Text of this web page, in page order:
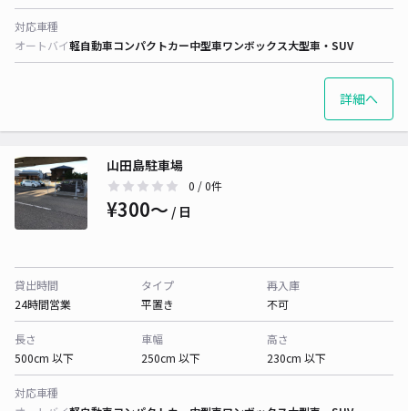
対応車種
オートバイ軽自動車コンパクトカー中型車ワンボックス大型車・SUV
詳細へ
山田島駐車場
0 / 0件
¥300〜 / 日
貸出時間
24時間営業
タイプ
平置き
再入庫
不可
長さ
500cm 以下
車幅
250cm 以下
高さ
230cm 以下
対応車種